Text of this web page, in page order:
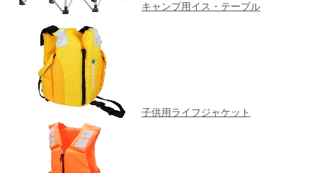
キャンプ用イス・テーブル
子供用ライフジャケット